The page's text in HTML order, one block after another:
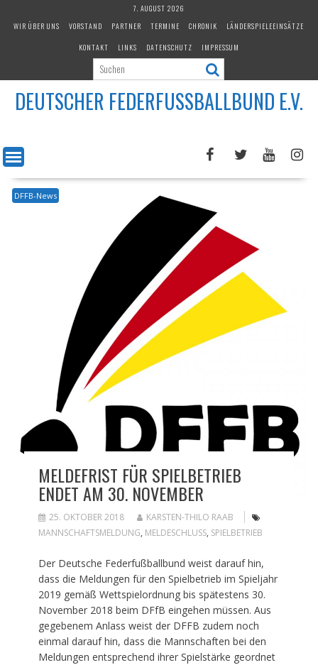
7. AUGUST 2026
WIR ÜBER UNS
VORSTAND PARTNER TERMINE CHRONIK
LÄNDERSPIELEEINSÄTZE
KONTAKT
LINKS DATENSCHUTZ IMPRESSUM
DEUTSCHER FEDERFUSSBALLBUND E.V.
DFFB-News
MELDEFRIST FÜR SPIELBETRIEB
ENDET AM 30. NOVEMBER
25. OKTOBER 2018
KARSTEN-THILO RAAB
MANNSCHAFTSMELDUNG, MELDESCHLUSS, SPIELBETRIEB
Der Deutsche Federfußballbund weist darauf hin,
dass die Meldungen für den Spielbetrieb im Spieljahr
2019 gemäß Wettspielordnung bis spätestens 30.
November 2018 beim DFfB eingehen müssen. Aus
gegebenem Anlass weist der DFFB zudem noch
einmal darauf hin, dass die Mannschaften bei den
Meldungen entsprechend ihrer Spielstärke geordnet